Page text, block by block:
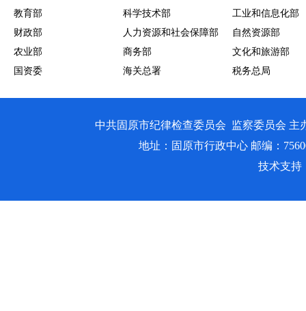
教育部
科学技术部
工业和信息化部
财政部
人力资源和社会保障部
自然资源部
农业部
商务部
文化和旅游部
国资委
海关总署 税务总局
中共固原市纪律检查委员会 监察委员会
地址：固原市行政中心 邮编：
技术支持